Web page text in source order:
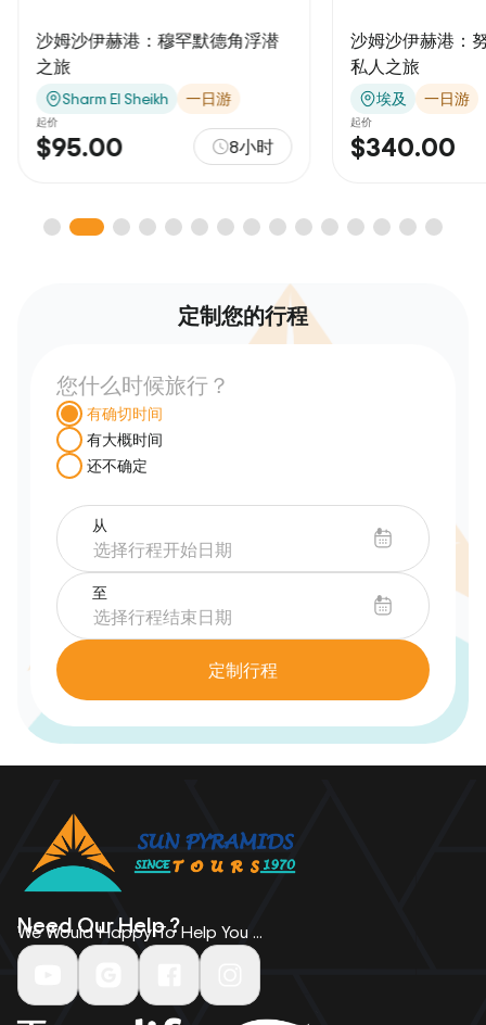
沙姆沙伊赫港：穆罕默德角浮潜
之旅
Sharm El Sheikh 一日游
起价
$95.00 8小时
沙姆沙伊赫港：
私人之旅
埃及 一日游
起价
$340.00
定制您的行程
您什么时候旅行？
有确切时间
有大概时间
还不确定
从
至
定制行程
Need Our Help ?
We Would Happy To Help You ...